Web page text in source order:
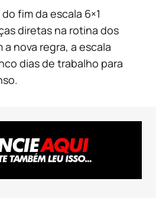
fim da escala 6×1
diretas na rotina dos
nova regra, a escala
dias de trabalho para